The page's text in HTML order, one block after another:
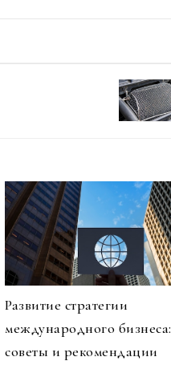
Развитие стратегии
международного бизнеса:
советы и рекомендации